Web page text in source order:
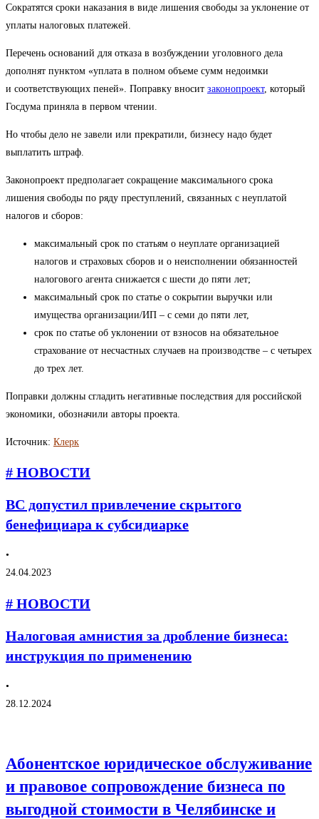
Сократятся сроки наказания в виде лишения свободы за уклонение от
уплаты налоговых платежей.
Перечень оснований для отказа в возбуждении уголовного дела
дополнят пунктом «уплата в полном объеме сумм недоимки
и соответствующих пеней». Поправку вносит законопроект, который
Госдума приняла в первом чтении.
Но чтобы дело не завели или прекратили, бизнесу надо будет
выплатить штраф.
Законопроект предполагает сокращение максимального срока
лишения свободы по ряду преступлений, связанных с неуплатой
налогов и сборов:
максимальный срок по статьям о неуплате организацией
налогов и страховых сборов и о неисполнении обязанностей
налогового агента снижается с шести до пяти лет;
максимальный срок по статье о сокрытии выручки или
имущества организации/ИП – с семи до пяти лет,
срок по статье об уклонении от взносов на обязательное
страхование от несчастных случаев на производстве – с четырех
до трех лет.
Поправки должны сгладить негативные последствия для российской
экономики, обозначили авторы проекта.
Источник: Клерк
# НОВОСТИ
ВС допустил привлечение скрытого
бенефициара к субсидиарке
•
24.04.2023
# НОВОСТИ
Налоговая амнистия за дробление бизнеса:
инструкция по применению
•
28.12.2024
Абонентское юридическое обслуживание
и правовое сопровождение бизнеса по
выгодной стоимости в Челябинске и